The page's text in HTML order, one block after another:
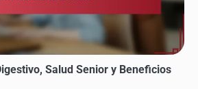
Salud Senior y Beneficios